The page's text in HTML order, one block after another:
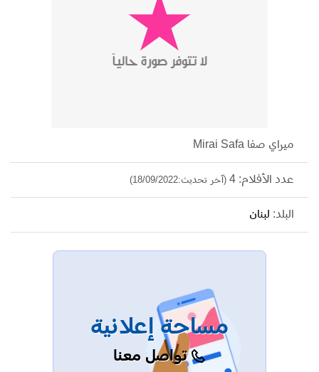
ميراي صفا Mirai Safa
عدد الأفلام: 4 (آخر تحديث:18/09/2022)
البلد: لبنان
مساحة إعلانية
تواصل معنا